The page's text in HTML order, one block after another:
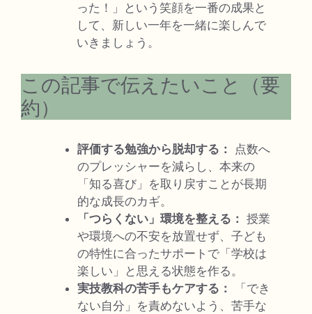
った！」という笑顔を一番の成果と
して、新しい一年を一緒に楽しんで
いきましょう。
この記事で伝えたいこと（要
約）
評価する勉強から脱却する：
点数へ
のプレッシャーを減らし、本来の
「知る喜び」を取り戻すことが長期
的な成長のカギ。
「つらくない」環境を整える： 授業
や環境への不安を放置せず、子ども
の特性に合ったサポートで「学校は
楽しい」と思える状態を作る。
実技教科の苦手もケアする：
「でき
ない自分」を責めないよう、苦手な